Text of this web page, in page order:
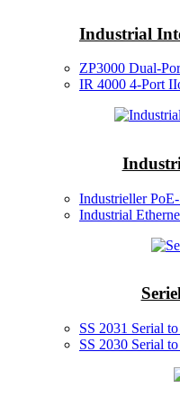
Industrial
ZP3000 Dual-
IR 4000 4-Port
Industrieller
Industrial
SS 2031 Serial
SS 2030 Serial